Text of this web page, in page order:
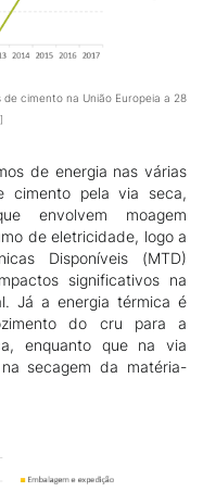
cimento na União Europeia a 28
de energia nas várias
cimento pela via seca,
envolvem moagem
de eletricidade, logo a
Disponíveis (MTD)
significativos na
Já a energia térmica é
do cru para a
enquanto que na via
secagem da matéria-